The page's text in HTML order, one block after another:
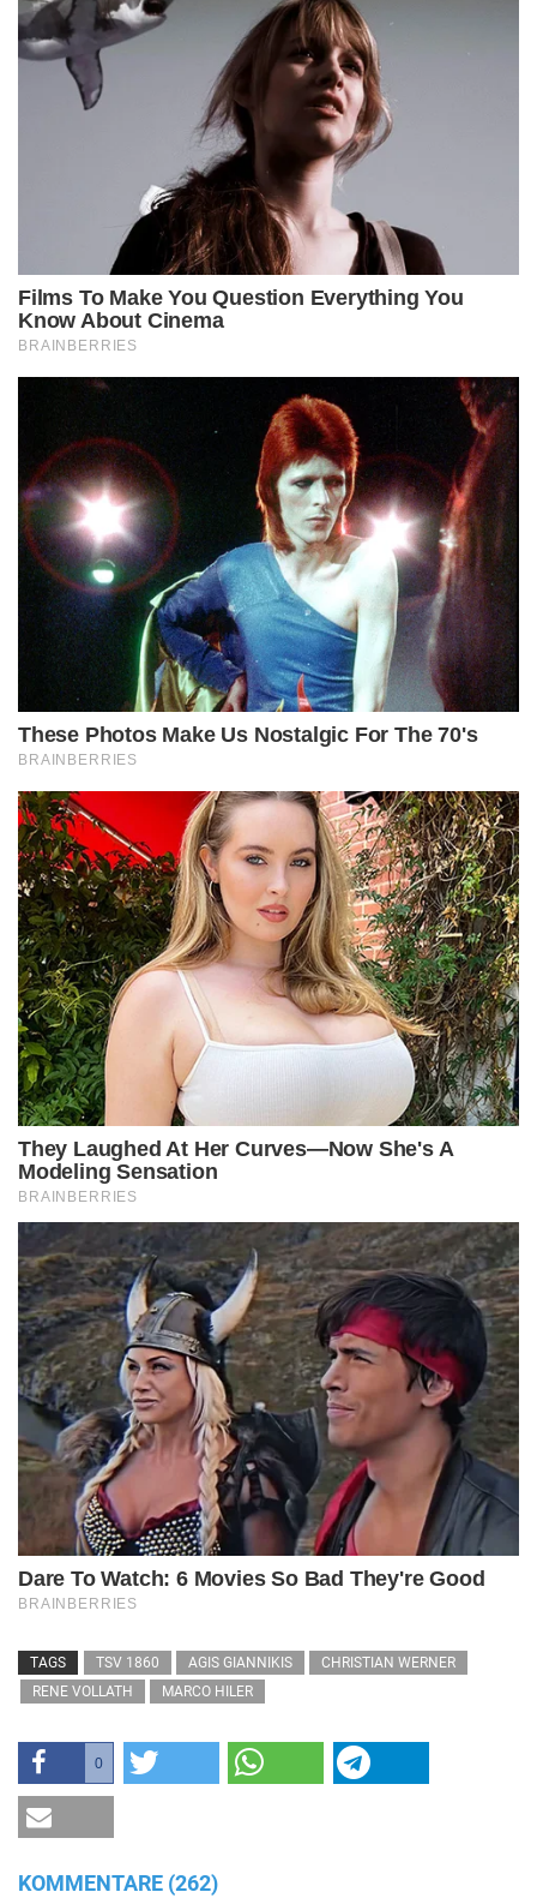
TAGS TSV 1860 AGIS GIANNIKIS
CHRISTIAN WERNER
RENE VOLLATH
MARCO HILER
0
KOMMENTARE (262)